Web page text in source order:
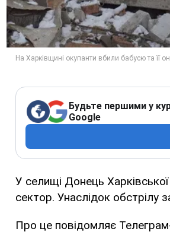
Будьте першими у
Google
У селищі Донець
сектор. Унаслідок обстрілу
Про це повідомляє